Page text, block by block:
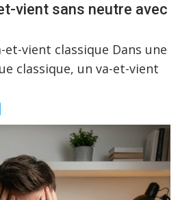
vient sans neutre avec
et-vient classique Dans une
classique, un va-et-vient